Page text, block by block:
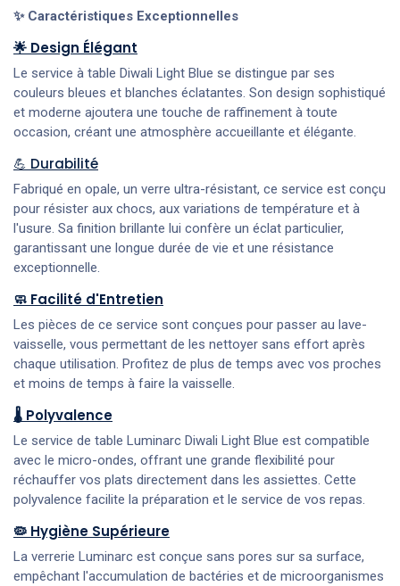
✨ Caractéristiques Exceptionnelles
🌟 Design Élégant
Le service à table Diwali Light Blue se distingue par ses
couleurs bleues et blanches éclatantes. Son design sophistiqué
et moderne ajoutera une touche de raffinement à toute
occasion, créant une atmosphère accueillante et élégante.
💪 Durabilité
Fabriqué en opale, un verre ultra-résistant, ce service est conçu
pour résister aux chocs, aux variations de température et à
l'usure. Sa finition brillante lui confère un éclat particulier,
garantissant une longue durée de vie et une résistance
exceptionnelle.
🧼 Facilité d'Entretien
Les pièces de ce service sont conçues pour passer au lave-
vaisselle, vous permettant de les nettoyer sans effort après
chaque utilisation. Profitez de plus de temps avec vos proches
et moins de temps à faire la vaisselle.
🌡️ Polyvalence
Le service de table Luminarc Diwali Light Blue est compatible
avec le micro-ondes, offrant une grande flexibilité pour
réchauffer vos plats directement dans les assiettes. Cette
polyvalence facilite la préparation et le service de vos repas.
🦠 Hygiène Supérieure
La verrerie Luminarc est conçue sans pores sur sa surface,
empêchant l'accumulation de bactéries et de microorganismes